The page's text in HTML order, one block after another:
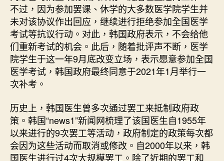
不过，因为参加罢课、休学的大多数医学院学生并
未对该协议作出回应，继续进行拒绝参加全国医学
考试等抗议行动。对此，韩国政府表示，不会给他
们重新考试的机会。此后，随着批评声不断，医学
院学生于这一年9月底改变立场，表示愿意参加全国
医学考试，韩国政府最终同意于2021年1月举行一
次补考。
历史上，韩国医生曾多次通过罢工来抵制政府政
策。韩国“news1”新闻网梳理了该国医生自1955年
以来进行的9次罢工等活动，政府制定的政策每次都
会因为这些活动而取消或修改。自2000年以来，韩
国医生进行过4次大规模罢工。除了近期的罢工和